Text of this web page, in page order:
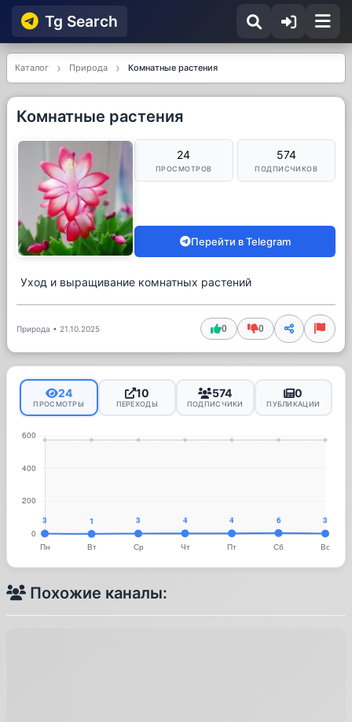
Tg Searсh
Каталог Природа Комнатные растения
Комнатные растения
24
ПРОСМОТРОВ
574
ПОДПИСЧИКОВ
Перейти в Telegram
Уход и выращивание комнатных растений
Природа • 21.10.2025 0 0
24
ПРОСМОТРЫ
10
ПЕРЕХОДЫ
574
ПОДПИСЧИКИ
0
ПУБЛИКАЦИИ
Похожие каналы: